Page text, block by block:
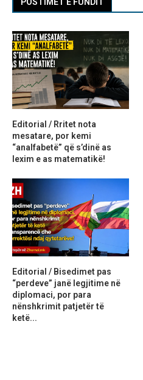
POSTIMET E FUNDIT
Editorial / Rritet nota
mesatare, por kemi
“analfabetë” që s’dinë as
lexim e as matematikë!
Editorial / Bisedimet pas
“perdeve” janë legjitime në
diplomaci, por para
nënshkrimit patjetër të
ketë...